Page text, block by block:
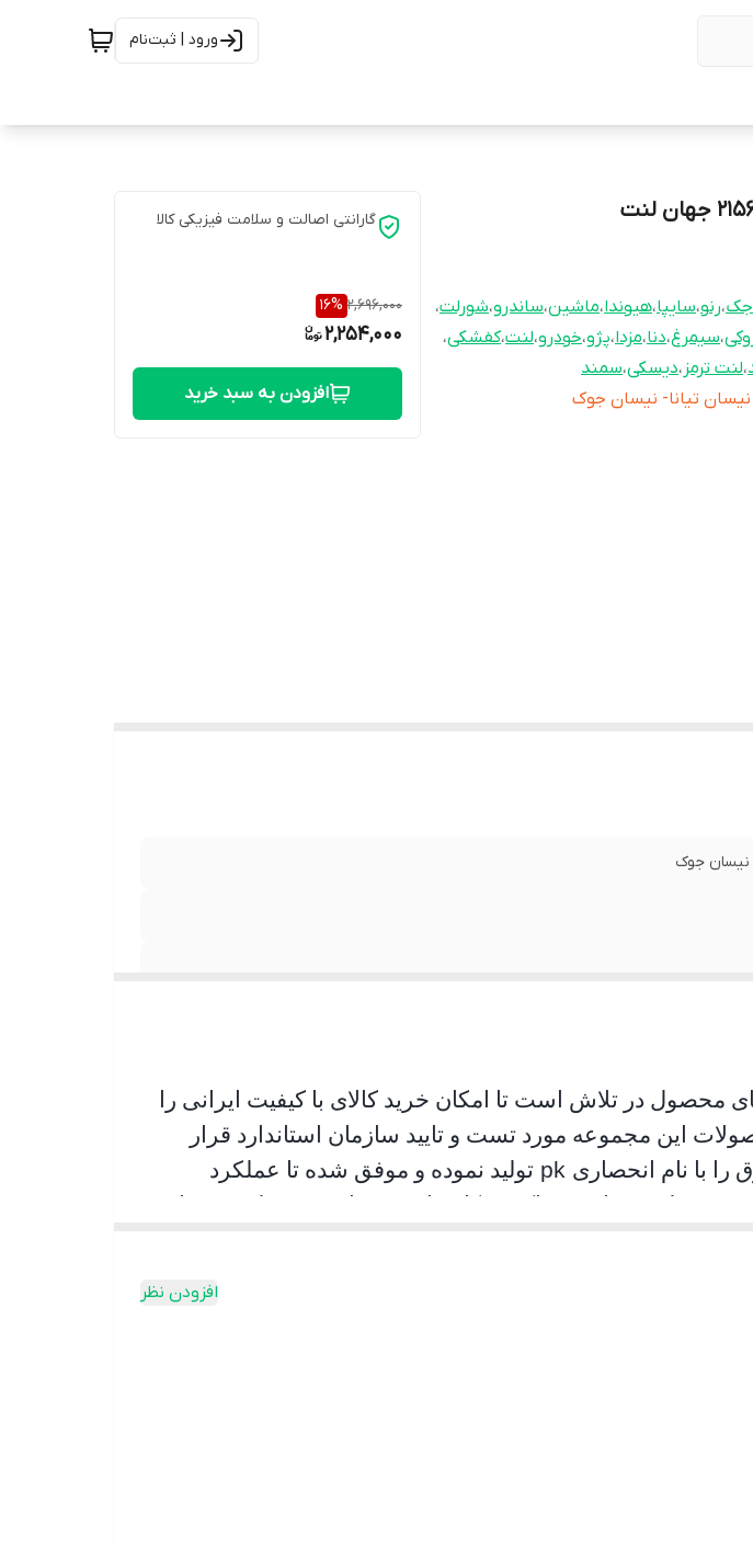
ورود | ثبت‌نام
جک،رنو،سایپا،هیوندا،ماشین،ساندرو،شورلت،
،سیمرغ،دنا،مزدا،پژو،خودرو،لنت،کفشکی،
،لنت ترمز ،دیسکی،سمند
تیانا- نیسان جوک
گارانتی اصالت و سلامت فیزیکی کالا
2,696,000
16%
2,254,000
افزودن به سبد خرید
نیسان جوک
محصول در تلاش است تا امکان خرید کالای با کیفیت ایرانی را
این مجموعه مورد تست و تایید سازمان استاندارد قرار
با نام انحصاری pk تولید نموده و موفق شده تا عملکرد
به جلب رضایت حداکثری کاربران شده است به طوری پیمایش
افزودن نظر